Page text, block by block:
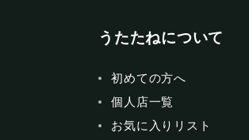
うたたねについて
初めての方へ
個人店一覧
お気に入りリスト